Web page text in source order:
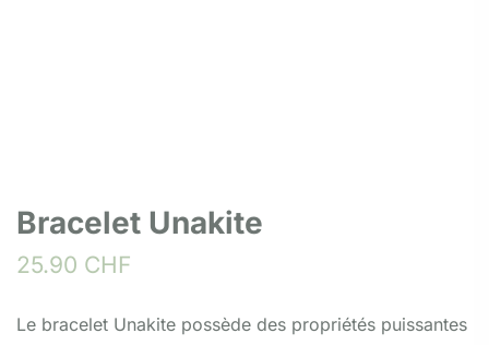
Bracelet Unakite
25.90 CHF
Le bracelet Unakite possède des propriétés puissantes